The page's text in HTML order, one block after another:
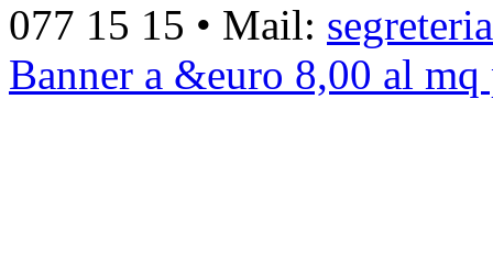
077 15 15 • Mail:
Banner a &euro 8,00 al